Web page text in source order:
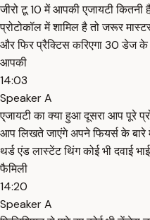
जीरो टू 10 में आपकी ए्जायटी
प्रोटोकॉल में शामिल है तो जरूर
और फिर प्रैक्टिस करिएगा 30 डेज
आपकी
14:03
Speaker A
ए्जायटी का क्या हुआ दूसरा आप पूरे
आप लिखते जाएंगे अपने फियर्स के
थर्ड एंड लास्टेंट थिंग कोई भी दवाई
फैमिली
14:20
Speaker A